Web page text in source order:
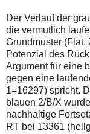
Problem
weiterbestehen
bitte
ich
um
per
Mail
robbys-
Bis
zur
Lösung
Der Verlauf der
die vermutlich
Grundmuster (Flat,
Potenzial des
Argument für eine
gegen eine
1=16297) spricht.
blauen 2/B/X
nachhaltige
RT bei 13361